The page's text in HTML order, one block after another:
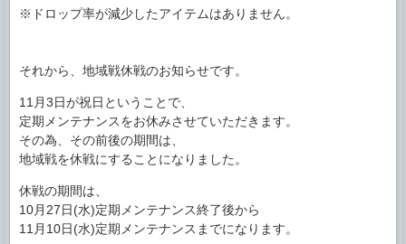
※ドロップ率が減少したアイテムはありません。
それから、地域戦休戦のお知らせです。
11月3日が祝日ということで、
定期メンテナンスをお休みさせていただきます。
その為、その前後の期間は、
地域戦を休戦にすることになりました。
休戦の期間は、
10月27日(水)定期メンテナンス終了後から
11月10日(水)定期メンテナンスまでになります。